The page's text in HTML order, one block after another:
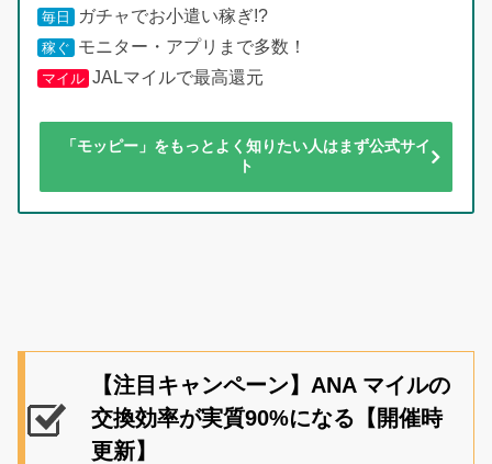
毎日 ガチャでお小遣い稼ぎ!?
稼ぐ モニター・アプリまで多数！
マイル JALマイルで最高還元
「モッピー」をもっとよく知りたい人はまず公式サイ
ト
【注目キャンペーン】ANA マイルの
交換効率が実質90%になる【開催時
更新】